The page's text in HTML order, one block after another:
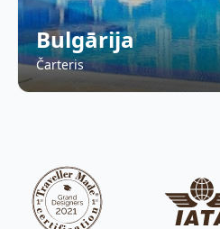
Bulgārija
Čarteris